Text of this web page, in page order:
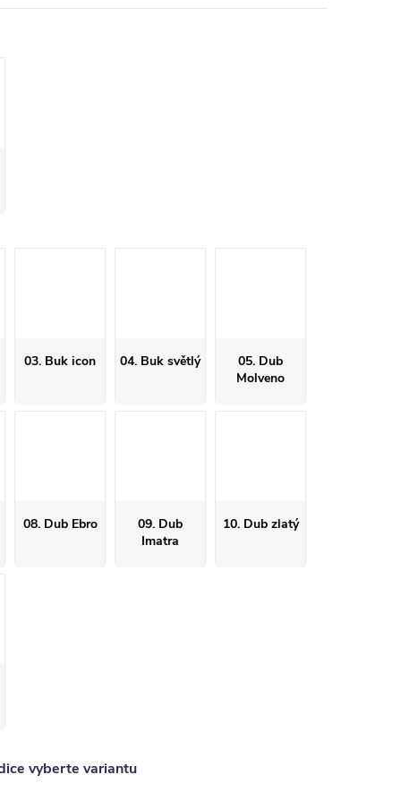
03. Buk icon 04. Buk světlý
05. Dub
Molveno
08. Dub Ebro
09. Dub
Imatra
10. Dub zlatý
vyberte variantu